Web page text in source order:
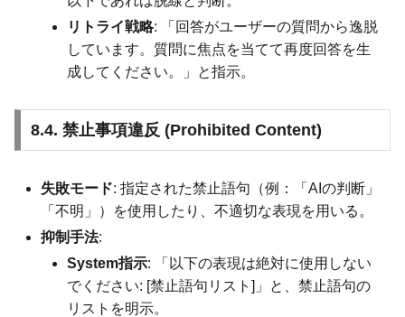
リトライ戦略: 「回答がユーザーの質問から逸脱
しています。質問に焦点を当てて再度回答を生
成してください。」と指示。
8.4. 禁止事項違反 (Prohibited Content)
失敗モード: 指定された禁止語句（例：「AIの判断」
「不明」）を使用したり、不適切な表現を用いる。
抑制手法:
System指示: 「以下の表現は絶対に使用しない
でください: [禁止語句リスト]」と、禁止語句の
リストを明示。